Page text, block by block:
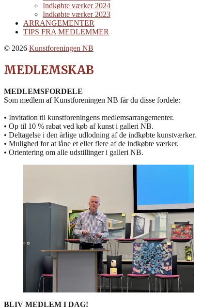
Indkøbte værker 2024
Indkøbte værker 2023
ARRANGEMENTER
TIPS FRA MEDLEMMER
© 2026 Kunstforeningen NB
MEDLEMSKAB
MEDLEMSFORDELE
Som medlem af Kunstforeningen NB får du disse fordele:
• Invitation til kunstforeningens medlemsarrangementer.
• Op til 10 % rabat ved køb af kunst i galleri NB.
• Deltagelse i den årlige udlodning af de indkøbte kunstværker.
• Mulighed for at låne et eller flere af de indkøbte værker.
• Orientering om alle udstillinger i galleri NB.
BLIV MEDLEM I DAG!